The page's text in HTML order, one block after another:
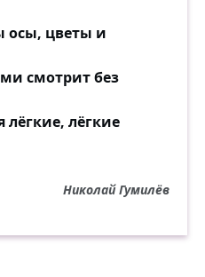
осы, цветы и
смотрит без
лёгкие
Николай Гумилёв